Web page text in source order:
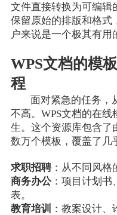
文件直接转换为可编辑
保留原始的排版和格式
户来说是一个极其有用
WPS文档的模
程
面对紧急的任务，
不高。WPS文档的在
生。这个资源库包含了
数万个模板，覆盖了几
求职招聘：从不同风格
商务办公：项目计划书
表。
教育培训
：教案设计、